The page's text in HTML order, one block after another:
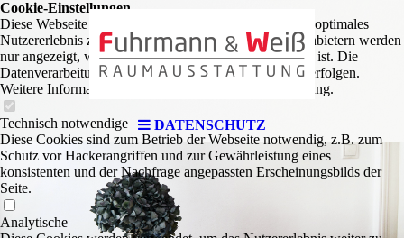
DATENSCHUTZ
Cookie-Einstellungen
Diese Webseite verwendet Cookies, um Besuchern ein optimales
Nutzererlebnis zu bieten. Bestimmte Inhalte von Drittanbietern werden
nur angezeigt, wenn die entsprechende Option aktiviert ist. Die
Datenverarbeitung kann dann auch in einem Drittland erfolgen.
Weitere Informationen hierzu in der Datenschutzerklärung.
Technisch notwendige
Diese Cookies sind zum Betrieb der Webseite notwendig, z.B. zum
Schutz vor Hackerangriffen und zur Gewährleistung eines
konsistenten und der Nachfrage angepassten Erscheinungsbilds der
Seite.
Analytische